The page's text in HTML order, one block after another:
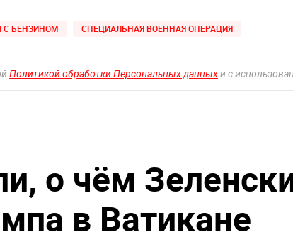
С БЕНЗИНОМ СПЕЦИАЛЬНАЯ ВОЕННАЯ ОПЕРАЦИЯ
Политикой обработки Персональных данныхи с
о чём
в Ватикане